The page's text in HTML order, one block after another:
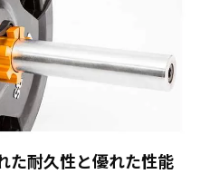
た耐久性と優れた性能